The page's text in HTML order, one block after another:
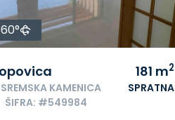
SREMSKA KAMENICA
ŠIFRA: #549984
181 m2
SPRATNA